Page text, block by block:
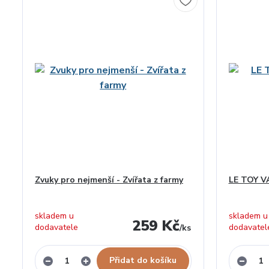
Zvuky pro nejmenší - Zvířata z farmy
259 Kč/ks
skladem u
dodavatele
Přidat do košíku
LE TOY
skladem u